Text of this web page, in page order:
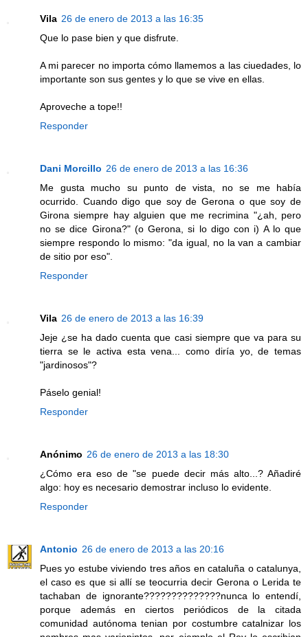
Vila 26 de enero de 2013 a las 16:35
Que lo pase bien y que disfrute.
A mi parecer no importa cómo llamemos a las ciuedades, lo
importante son sus gentes y lo que se vive en ellas.
Aproveche a tope!!
Responder
Dani Morcillo 26 de enero de 2013 a las 16:36
Me gusta mucho su punto de vista, no se me había
ocurrido. Cuando digo que soy de Gerona o que soy de
Girona siempre hay alguien que me recrimina "¿ah, pero
no se dice Girona?" (o Gerona, si lo digo con i) A lo que
siempre respondo lo mismo: "da igual, no la van a cambiar
de sitio por eso".
Responder
Vila 26 de enero de 2013 a las 16:39
Jeje ¿se ha dado cuenta que casi siempre que va para su
tierra se le activa esta vena... como diría yo, de temas
"jardinosos"?
Páselo genial!
Responder
Anónimo 26 de enero de 2013 a las 18:30
¿Cómo era eso de "se puede decir más alto...? Añadiré
algo: hoy es necesario demostrar incluso lo evidente.
Responder
Antonio 26 de enero de 2013 a las 20:16
Pues yo estube viviendo tres años en cataluña o catalunya,
el caso es que si allí se teocurria decir Gerona o Lerida te
tachaban de ignorante??????????????nunca lo entendí,
porque además en ciertos periódicos de la citada
comunidad autónoma tenian por costumbre catalnizar los